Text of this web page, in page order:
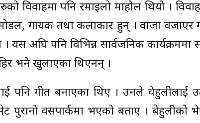
विवाहमा पनि रमाइलो माहोल थियो ।
गायक तथा कलाकार हुन् । वाजा वजाएर
अघि पनि विभिन्न सार्वजनिक
भने खुलाएका थिएनन् ।
पनि गीत बनाएका थिए । उनले वेहुलीलाई
पुरानो वसपार्कमा भएको बताए । बेहुलीको